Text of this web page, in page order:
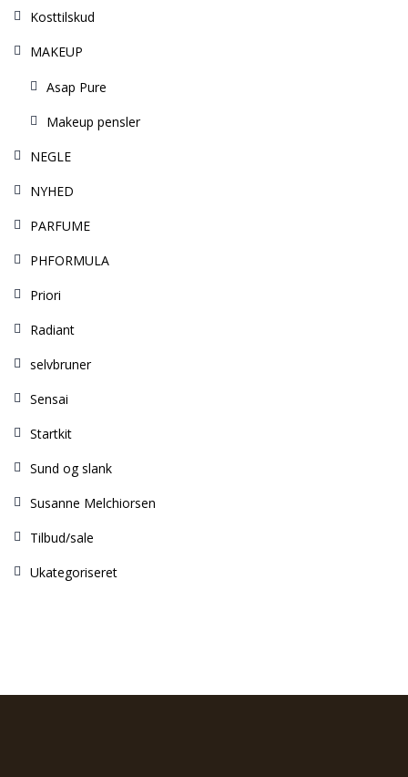
Kosttilskud
MAKEUP
Asap Pure
Makeup pensler
NEGLE
NYHED
PARFUME
PHFORMULA
Priori
Radiant
selvbruner
Sensai
Startkit
Sund og slank
Susanne Melchiorsen
Tilbud/sale
Ukategoriseret